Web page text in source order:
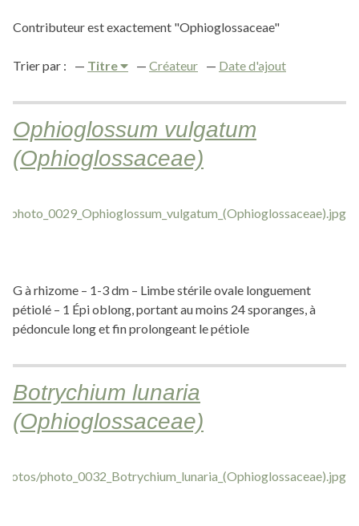
Contributeur est exactement "Ophioglossaceae"
Trier par : Titre Créateur Date d'ajout
Ophioglossum vulgatum
(Ophioglossaceae)
G à rhizome – 1-3 dm – Limbe stérile ovale longuement
pétiolé – 1 Épi oblong, portant au moins 24 sporanges, à
pédoncule long et fin prolongeant le pétiole
Botrychium lunaria
(Ophioglossaceae)